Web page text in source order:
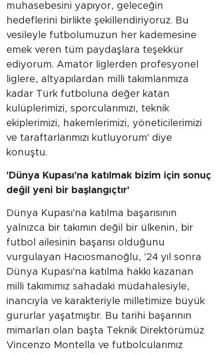
muhasebesini yapıyor, geleceğin
hedeflerini birlikte şekillendiriyoruz. Bu
vesileyle futbolumuzun her kademesine
emek veren tüm paydaşlara teşekkür
ediyorum. Amatör liglerden profesyonel
liglere, altyapılardan milli takımlarımıza
kadar Türk futboluna değer katan
kulüplerimizi, sporcularımızı, teknik
ekiplerimizi, hakemlerimizi, yöneticilerimizi
ve taraftarlarımızı kutluyorum' diye
konuştu.
'Dünya Kupası'na katılmak bizim için sonuç
değil yeni bir başlangıçtır'
Dünya Kupası'na katılma başarısının
yalnızca bir takımın değil bir ülkenin, bir
futbol ailesinin başarısı olduğunu
vurgulayan Hacıosmanoğlu, '24 yıl sonra
Dünya Kupası'na katılma hakkı kazanan
milli takımımız sahadaki müdahalesiyle,
inancıyla ve karakteriyle milletimize büyük
gururlar yaşatmıştır. Bu tarihi başarının
mimarları olan başta Teknik Direktörümüz
Vincenzo Montella ve futbolcularımız